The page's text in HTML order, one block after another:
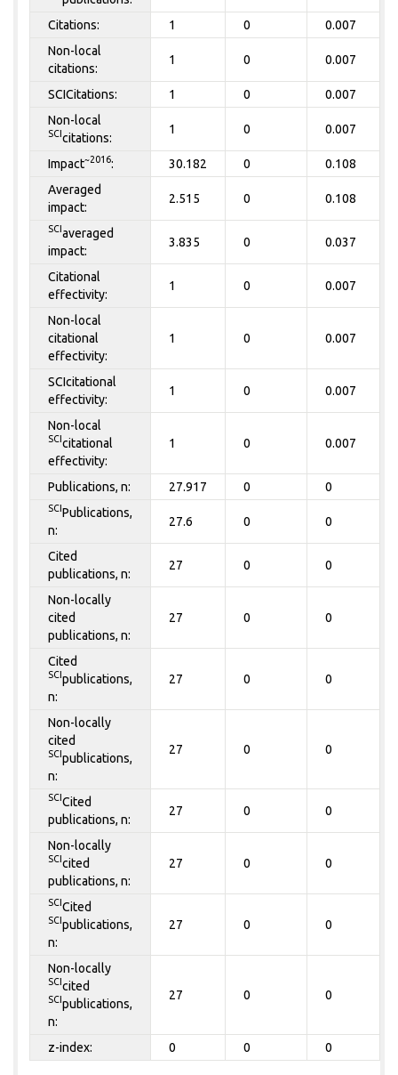
Citations: 1 0 0.007
Non-local
citations:
1 0 0.007
SCICitations: 1 0 0.007
Non-local
SCI citations:
1 0 0.007
Impact~2016: 30.182 0 0.108
Averaged
impact:
2.515 0 0.108
SCI averaged
impact:
3.835 0 0.037
Citational
effectivity:
1 0 0.007
Non-local
citational
effectivity:
1 0 0.007
SCIcitational
effectivity:
1 0 0.007
Non-local
SCI citational
effectivity:
1 0 0.007
Publications, n: 27.917 0 0
SCI Publications,
n:
27.6 0 0
Cited
publications, n:
27 0 0
Non-locally
cited
publications, n:
27 0 0
Cited
SCI publications,
n:
27 0 0
Non-locally
cited
SCI publications,
n:
27 0 0
SCI Cited
publications, n:
27 0 0
Non-locally
SCI cited
publications, n:
27 0 0
SCI Cited
SCI publications,
n:
27 0 0
Non-locally
SCI cited
SCI publications,
n:
27 0 0
z-index: 0 0 0